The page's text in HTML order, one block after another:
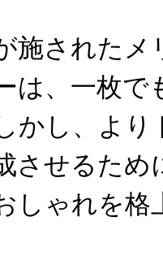
施されたメ
は、一枚で
かし、よ
させるため
しゃれを格